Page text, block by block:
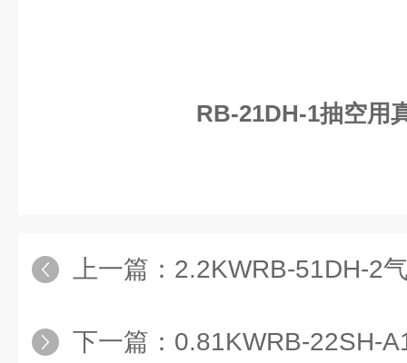
RB-21DH-1抽空用
上一篇： 2.2KWRB-51DH-2
下一篇： 0.81KWRB-22SH-A1气